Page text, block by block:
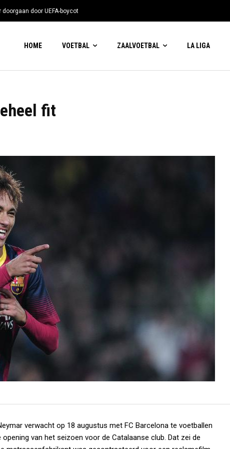
door UEFA-boycot
HOME VOETBAL ZAALVOETBAL LA LIGA
fit
verwacht op 18 augustus met FC Barcelona te voetballen
van het seizoen voor de Catalaanse club. Dat zei de